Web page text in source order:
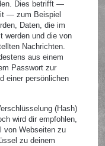
Dies betrifft —
— zum Beispiel
Daten, die im
werden und die von
Nachrichten.
aus einem
Passwort zur
einer persönlichen
(Hash)
wird dir empfohlen,
von Webseiten zu
zu deinem